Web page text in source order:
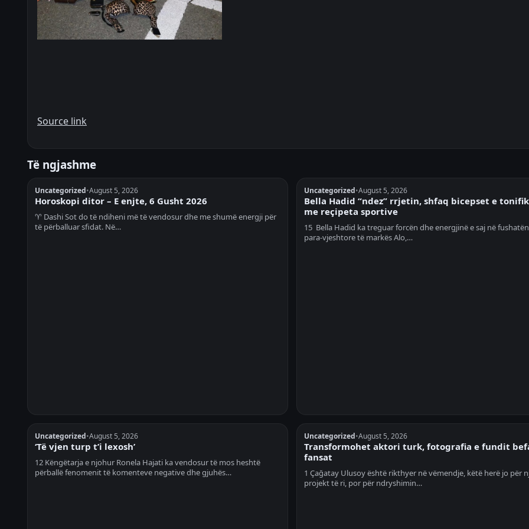
Source link
Të ngjashme
Uncategorized•August 5, 2026
Horoskopi ditor – E enjte, 6 Gusht 2026
♈ Dashi Sot do të ndiheni më të vendosur dhe me shumë energji për
të përballuar sfidat. Në…
Uncategorized•August 5, 2026
Bella Hadid “ndez” rrjetin, shfaq bicepset e
me reçipeta sportive
15 Bella Hadid ka treguar forcën dhe energjinë e saj në
para-vjeshtore të markës Alo,…
Uncategorized•August 5, 2026
‘Të vjen turp t’i lexosh’
12 Këngëtarja e njohur Ronela Hajati ka vendosur të mos heshtë
përballë fenomenit të komenteve negative dhe gjuhës…
Uncategorized•August 5, 2026
Transformohet aktori turk, fotografia e fundit
fansat
1 Çağatay Ulusoy është rikthyer në vëmendje, këtë herë jo për
projekt të ri, por për ndryshimin…